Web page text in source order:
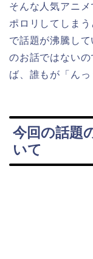
そんな人気アニ
ポロリしてしま
で話題が沸騰し
のお話ではない
ば、誰もが「んっ
今回の話題
いて